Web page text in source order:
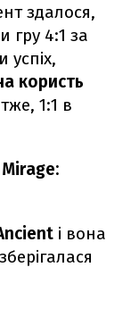
здалося,
гру 4:1 за
успіх,
користь
1:1 в
і вона